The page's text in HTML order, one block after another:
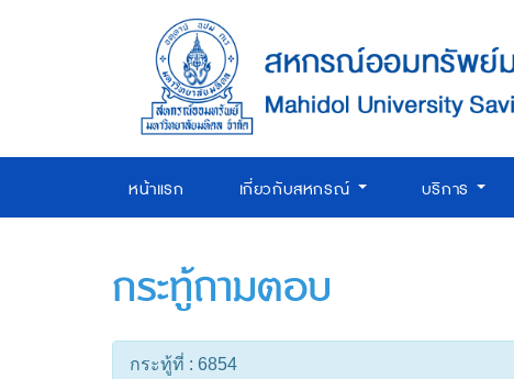
หน้าแรก เกี่ยวกับสหกรณ์ บริการ
กระทู้ถามตอบ
กระทู้ที่ : 6854